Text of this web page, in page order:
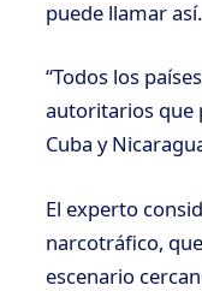
puede llamar así.
“Todos los
autoritarios que
Cuba y
El experto
narcotráfico,
escenario